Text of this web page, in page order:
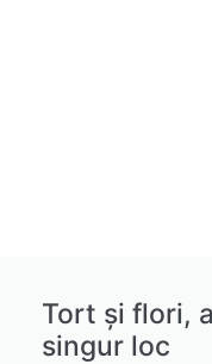
Tort și flori,
singur loc